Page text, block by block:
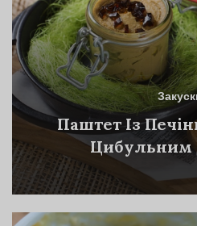
Паштет Із